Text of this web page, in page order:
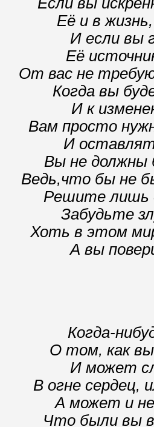
Её и в
И если вы
Её
От вас не
Когда вы
И к
Вам просто
И
Вы не должны
Ведь,что бы не
Решите лишь
Забудьте
Хоть в этом
А вы
Когда-
О том, как
И может
В огне сердец,
А может и
Что были вы в